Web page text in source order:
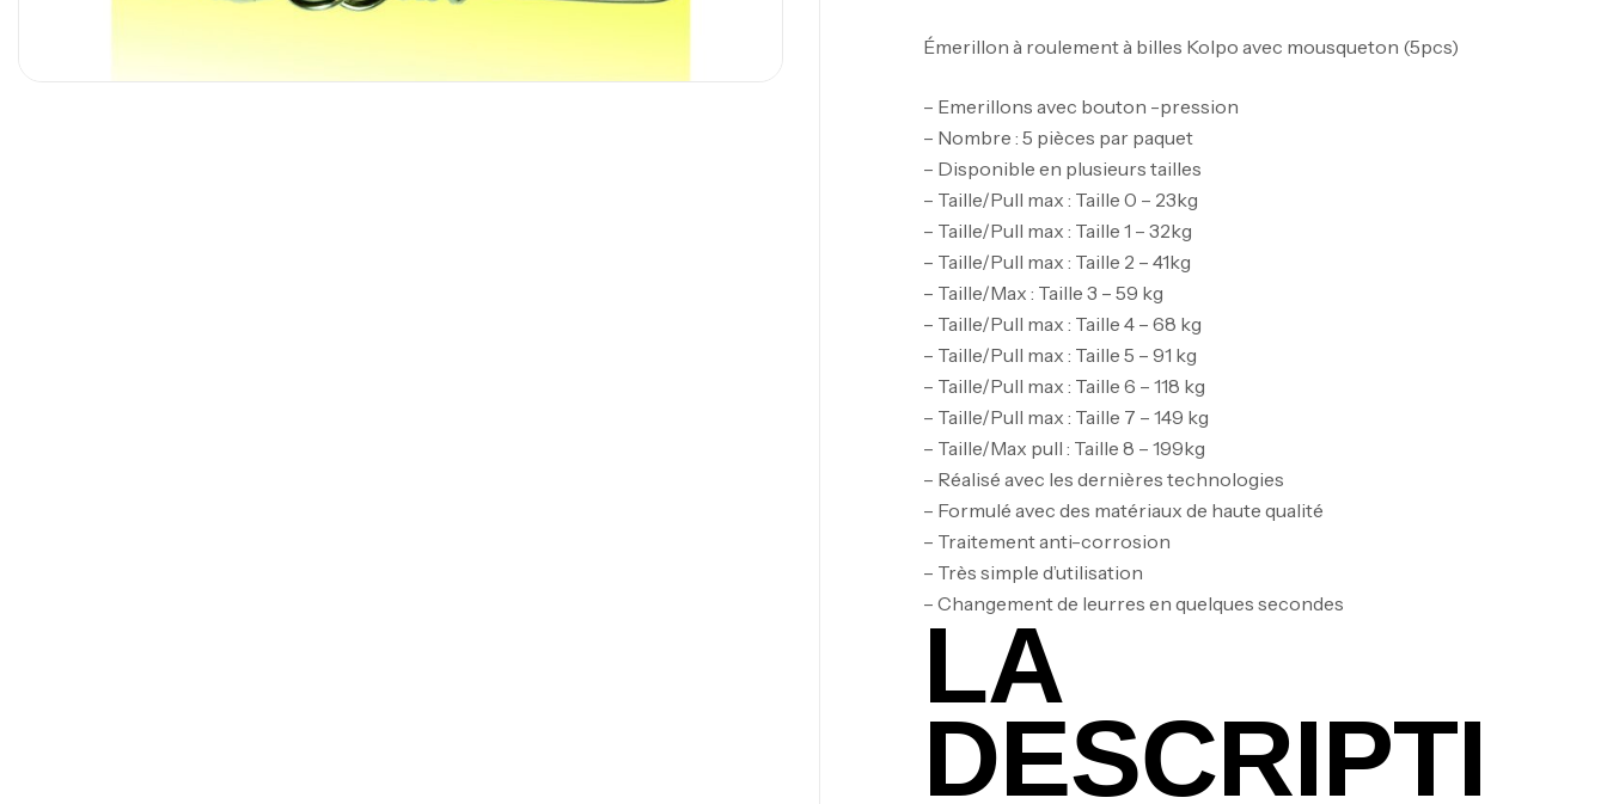
Émerillon à roulement à billes Kolpo avec mousqueton (5pcs)
– Emerillons avec bouton -pression
– Nombre : 5 pièces par paquet
– Disponible en plusieurs tailles
– Taille/Pull max : Taille 0 – 23kg
– Taille/Pull max : Taille 1 – 32kg
– Taille/Pull max : Taille 2 – 41kg
– Taille/Max : Taille 3 – 59 kg
– Taille/Pull max : Taille 4 – 68 kg
– Taille/Pull max : Taille 5 – 91 kg
– Taille/Pull max : Taille 6 – 118 kg
– Taille/Pull max : Taille 7 – 149 kg
– Taille/Max pull : Taille 8 – 199kg
– Réalisé avec les dernières technologies
– Formulé avec des matériaux de haute qualité
– Traitement anti-corrosion
– Très simple d’utilisation
– Changement de leurres en quelques secondes
LA
DESCRIPTI